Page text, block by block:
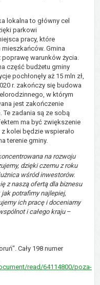
lokalna to główny cel
parkowi
pracy, które
Gmina
warunków życia.
część budżetu gminy
pochłonęły aż 15 mln zł,
r. zakończy się budowa
w którym
jest zakończenie
zadania są ze sobą
ma być zwiększenie
kolei będzie wspierało
terenie gminy.
na rozwoju
dzięki czemu z roku
wśród inwestorów.
z naszą ofertą dla biznesu
jak potrafimy najlepiej,
ich pracę i doceniamy
i całego kraju–
Cały 198 numer
read/64114800/poza-